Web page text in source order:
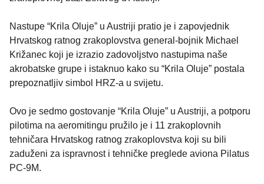
Nastupe “Krila Oluje” u Austriji pratio je i zapovjednik
Hrvatskog ratnog zrakoplovstva general-bojnik Michael
Križanec koji je izrazio zadovoljstvo nastupima naše
akrobatske grupe i istaknuo kako su “Krila Oluje” postala
prepoznatljiv simbol HRZ-a u svijetu.
Ovo je sedmo gostovanje “Krila Oluje” u Austriji, a potporu
pilotima na aeromitingu pružilo je i 11 zrakoplovnih
tehničara Hrvatskog ratnog zrakoplovstva koji su bili
zaduženi za ispravnost i tehničke preglede aviona Pilatus
PC-9M.